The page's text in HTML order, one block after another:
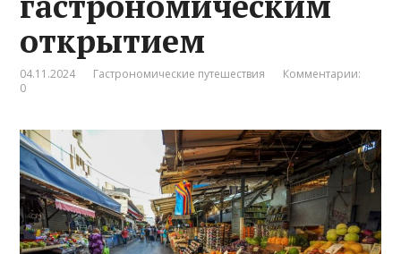
открытием
04.11.2024 Гастрономические путешествия
Комментарии:
0